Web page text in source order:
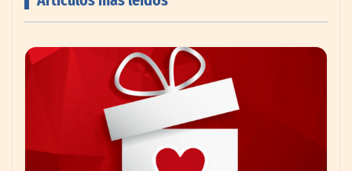
impulsando la colaboración en el sector